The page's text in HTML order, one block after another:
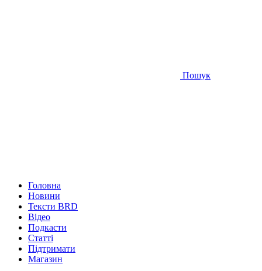
Пошук
Головна
Новини
Тексти BRD
Відео
Подкасти
Статті
Підтримати
Магазин